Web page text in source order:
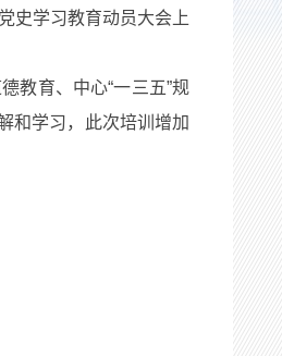
史学习教育动员大会上
教育、中心“一三五”规
和学习，此次培训增加